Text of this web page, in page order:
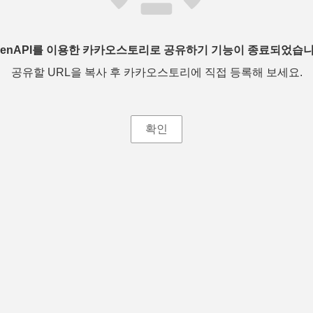
를 이용한 카카오스토리로 공유하기 기능이 종료되었습
공유할 URL을 복사 후 카카오스토리에 직접 등록해 보세요.
확인